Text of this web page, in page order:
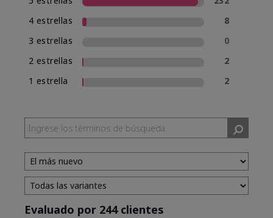
4 estrellas
8
3 estrellas
0
2 estrellas
2
1 estrella
2
Evaluado por 244 clientes